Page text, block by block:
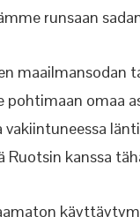
runsaan
maailmansodan
omaa
vakiintuneessa
Ruotsin kanssa